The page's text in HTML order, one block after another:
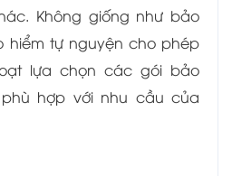
Không giống như bảo
hiểm tự nguyện cho phép
lựa chọn các gói bảo
hợp với nhu cầu của